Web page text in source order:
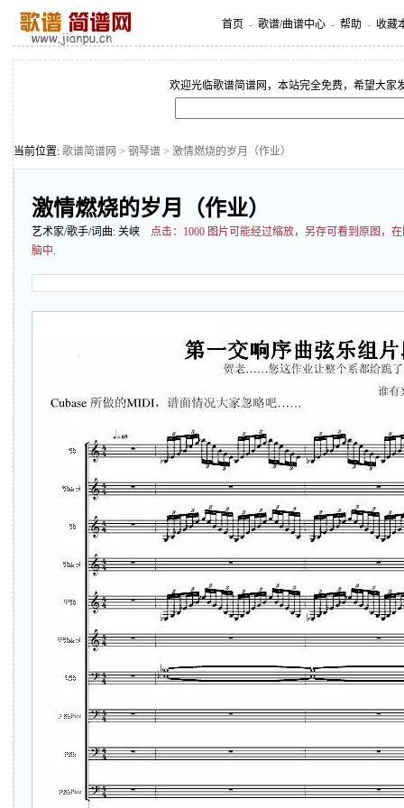
首页 - 歌谱/曲谱中心 - 帮助 - 收藏
欢迎光临歌谱简谱网，本站完全免费，希望大家
当前位置: 歌谱简谱网 > 钢琴谱 > 激情燃烧的岁月（作业）
激情燃烧的岁月（作业）
艺术家/歌手/词曲: 关峡 点击： 1000 图片可能经过缩放，另存可看到原图，
脑中.